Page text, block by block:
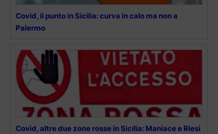
Covid, il punto in Sicilia: curva in calo ma non a
Palermo
Covid, altre due zone rosse in Sicilia: Maniace e Riesi